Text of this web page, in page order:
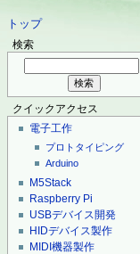
トップ
検索
クイックアクセス
電子工作
プロトタイピング
Arduino
M5Stack
Raspberry Pi
USBデバイス開発
HIDデバイス製作
MIDI機器製作